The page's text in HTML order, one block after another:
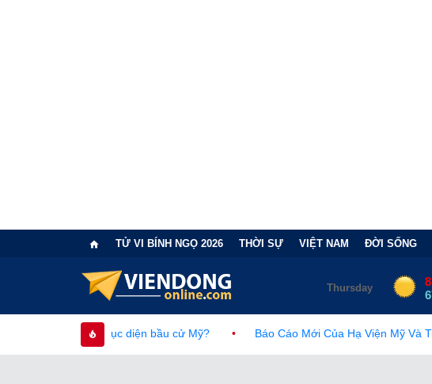
TỬ VI BÍNH NGỌ 2026 THỜI SỰ VIỆT NAM ĐỜI SỐNG
diện bầu cử Mỹ? • Báo Cáo Mới Của Hạ Viện Mỹ Và Tranh Cãi Về